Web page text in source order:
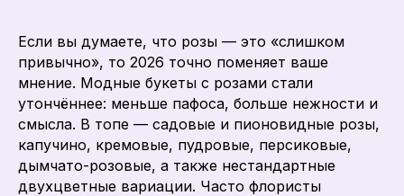
Если вы думаете, что розы — это «слишком
привычно», то 2026 точно поменяет ваше
мнение. Модные букеты с розами стали
утончённее: меньше пафоса, больше нежности и
смысла. В топе — садовые и пионовидные розы,
капучино, кремовые, пудровые, персиковые,
дымчато-розовые, а также нестандартные
двухцветные вариации. Часто флористы